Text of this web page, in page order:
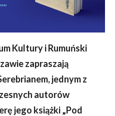
Kultury i Rumuński
zapraszają
jednym z
autorów
jego książki „Pod